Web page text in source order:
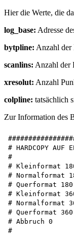
Hier die Werte, die
log_base: Adresse
bytpline: Anzahl der
scanlins: Anzahl der
xresolut: Anzahl
colpline: tatsächlich
Zur Information des
# HARDCOPY AUF
#
# Kleinformat
# Normalformat
# Querformat
# Kleinformat
# Normalformat
# Querformat
# Abbruch 0
#